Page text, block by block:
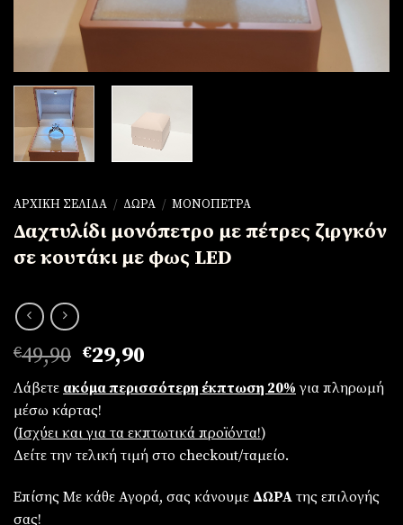
ΑΡΧΙΚΉ ΣΕΛΊΔΑ / ΔΏΡΑ / ΜΟΝΌΠΕΤΡΑ
Δαχτυλίδι μονόπετρο με πέτρες ζιργκόν
σε κουτάκι με φως LED
€49,90 Original
price
was:
€49,90.
€29,90
τρέχουσα
τιμή
είναι:
€29,90.
Λάβετε ακόμα περισσότερη έκπτωση 20% για πληρωμή
μέσω κάρτας!
(Iσχύει και για τα εκπτωτικά προϊόντα!)
Δείτε την τελική τιμή στο checkout/ταμείο.
Επίσης Με κάθε Αγορά, σας κάνουμε ΔΩΡΑ της επιλογής
σας!